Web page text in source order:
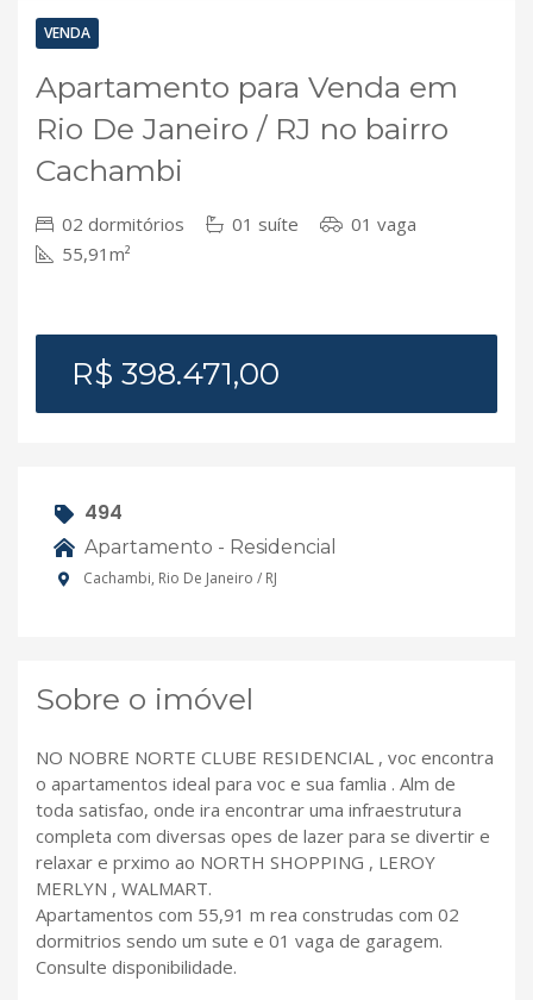
VENDA
Apartamento para Venda em
Rio De Janeiro / RJ no bairro
Cachambi
02 dormitórios 01 suíte
01 vaga
55,91m²
R$ 398.471,00
494
Apartamento - Residencial
Cachambi, Rio De Janeiro / RJ
Sobre o imóvel
NO NOBRE NORTE CLUBE RESIDENCIAL , voc encontra
o apartamentos ideal para voc e sua famlia . Alm de
toda satisfao, onde ira encontrar uma infraestrutura
completa com diversas opes de lazer para se divertir e
relaxar e prximo ao NORTH SHOPPING , LEROY
MERLYN , WALMART.
Apartamentos com 55,91 m rea construdas com 02
dormitrios sendo um sute e 01 vaga de garagem.
Consulte disponibilidade.